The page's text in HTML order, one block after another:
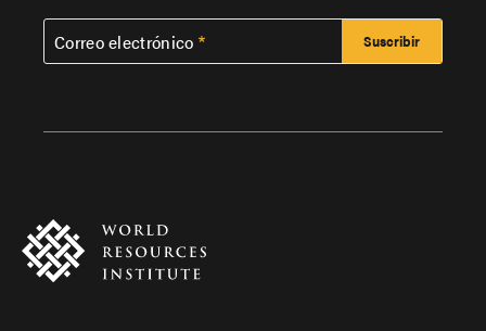
Correo electrónico